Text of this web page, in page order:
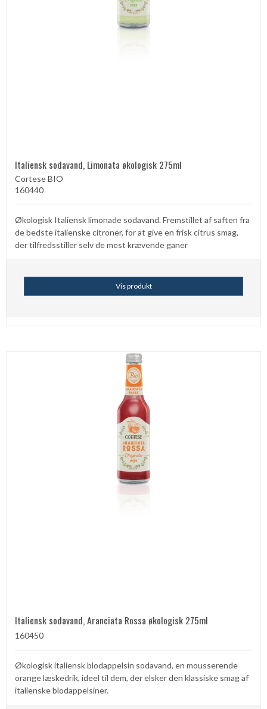
Italiensk sodavand, Limonata økologisk 275ml
Cortese BIO
160440
Økologisk Italiensk limonade sodavand. Fremstillet af saften fra
de bedste italienske citroner, for at give en frisk citrus smag,
der tilfredsstiller selv de mest krævende ganer
Vis produkt
Italiensk sodavand, Aranciata Rossa økologisk 275ml
160450
Økologisk italiensk blodappelsin sodavand, en mousserende
orange læskedrik, ideel til dem, der elsker den klassiske smag af
italienske blodappelsiner.